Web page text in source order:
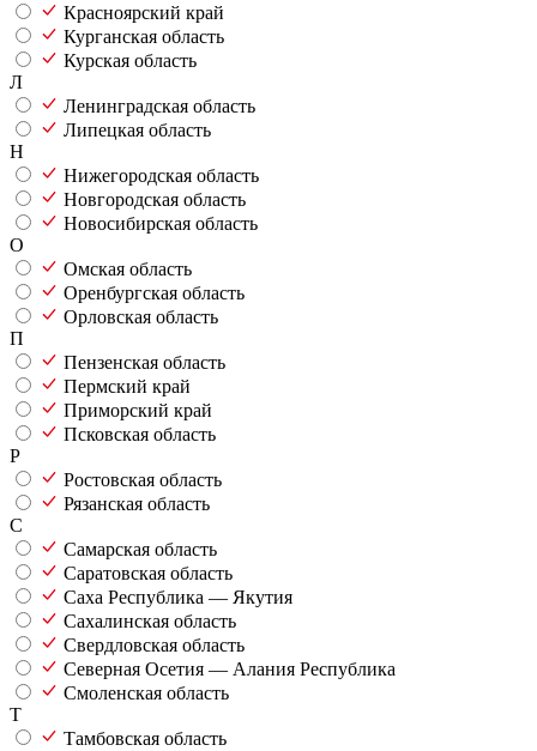
Красноярский край
Курганская область
Курская область
Л
Ленинградская область
Липецкая область
Н
Нижегородская область
Новгородская область
Новосибирская область
О
Омская область
Оренбургская область
Орловская область
П
Пензенская область
Пермский край
Приморский край
Псковская область
Р
Ростовская область
Рязанская область
С
Самарская область
Саратовская область
Саха Республика — Якутия
Сахалинская область
Свердловская область
Северная Осетия — Алания Республика
Смоленская область
Т
Тамбовская область